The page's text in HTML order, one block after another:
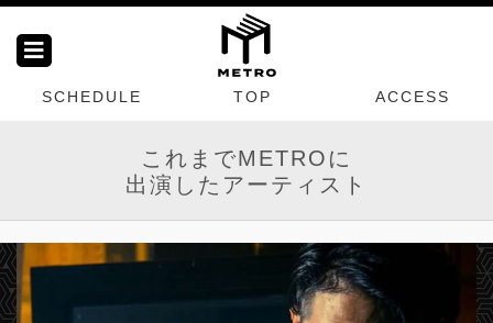
SCHEDULE TOP ACCESS
これまでMETROに
出演したアーティスト